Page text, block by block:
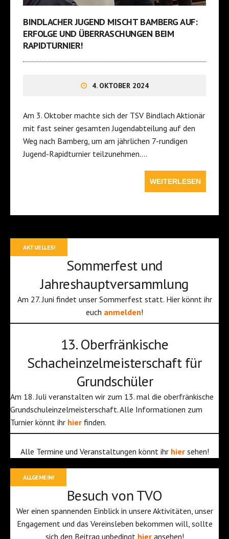
BINDLACHER JUGEND MISCHT BAMBERG AUF:
ERFOLGE UND ÜBERRASCHUNGEN BEIM
RAPIDTURNIER!
4. OKTOBER 2024
Am 3. Oktober machte sich der TSV Bindlach Aktionär
mit fast seiner gesamten Jugendabteilung auf den
Weg nach Bamberg, um am jährlichen 7-rundigen
Jugend-Rapidturnier teilzunehmen….
WEITERLESEN
AKTUELLES!
Sommerfest und
Jahreshauptversammlung
Am 27. Juni findet unser Sommerfest statt. Hier könnt ihr
euch anmelden!
13. Oberfränkische
Schacheinzelmeisterschaft für
Grundschüler
Am 18. Juli veranstalten wir zum 13. mal die oberfränkische
Grundschuleinzelmeisterschaft. Alle Informationen zum
Turnier könnt ihr hier finden.
Alle Termine und Veranstaltungen könnt ihr hier sehen!
ALLGEMEIN!
Besuch von TVO
Wer einen spannenden Einblick in unsere Aktivitäten, unser
Engagement und das Vereinsleben bekommen will, sollte
sich den Beitrag unbedingt hieransehen!